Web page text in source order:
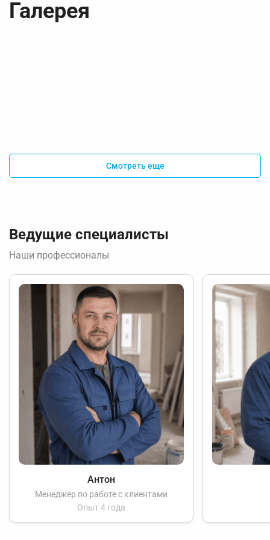
Галерея
Смотреть еще
Ведущие специалисты
Наши профессионалы
Антон
Менеджер по работе с клиентами
Опыт 4 года